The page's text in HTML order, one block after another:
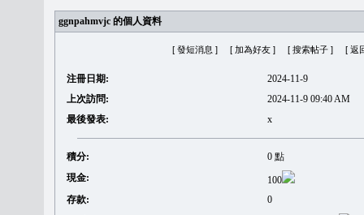
ggnpahmvjc 的個人資料
[ 發短消息 ] [ 加為好友 ] [ 搜索帖子 ] [ 返
注冊日期:
2024-11-9
上次訪問:
2024-11-9 09:40 AM
最後發表:
x
積分:
0 點
現金:
100
存款:
0